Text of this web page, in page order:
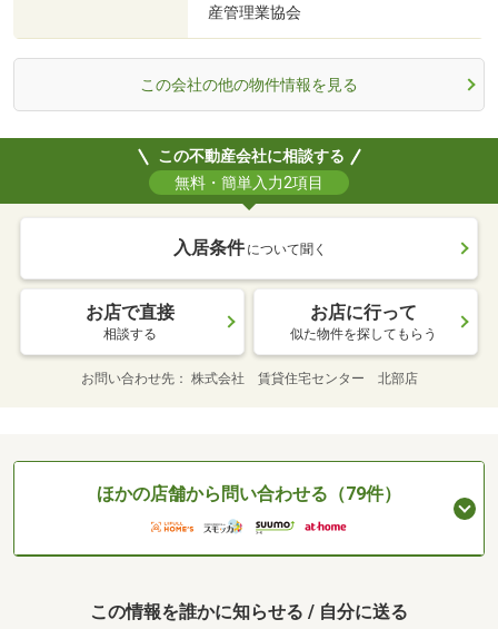
産管理業協会
この会社の他の物件情報を見る
この不動産会社に相談する
無料・簡単入力2項目
入居条件 について聞く
お店で直接
相談する
お店に行って
似た物件を探してもらう
お問い合わせ先 株式会社 賃貸住宅センター 北部店
ほかの店舗から問い合わせる（79件）
この情報を誰かに知らせる / 自分に送る